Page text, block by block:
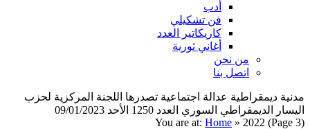
أدب
فن تشكيلي
كاريكاتير العدد
أغاني ثورية
من نحن
اتصل بنا
مدنية ديمقراطية عدالة اجتماعية تصدرها اللجنة المركزية لحزب
اليسار الديمقراطي السوري العدد 1250 الأحد 09/01/2023
You are at: Home » 2022 (Page 3)